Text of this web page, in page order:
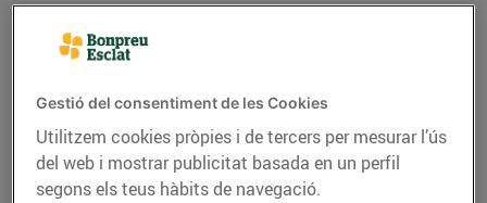
Gestió del consentiment de les Cookies
Utilitzem cookies pròpies i de tercers per mesurar l’ús
del web i mostrar publicitat basada en un perfil
segons els teus hàbits de navegació.